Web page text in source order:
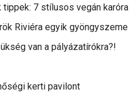
tippek: 7 stílusos vegán karóra
Riviéra egyik gyöngyszeme
van a pályázatírókra?!
kerti pavilont